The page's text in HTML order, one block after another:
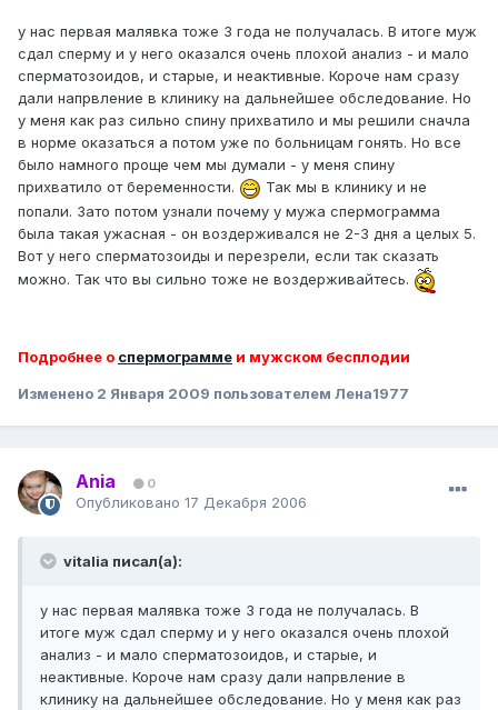
у нас первая малявка тоже 3 года не получалась. В итоге муж
сдал сперму и у него оказался очень плохой анализ - и мало
сперматозоидов, и старые, и неактивные. Короче нам сразу
дали напрвление в клинику на дальнейшее обследование. Но
у меня как раз сильно спину прихватило и мы решили сначла
в норме оказаться а потом уже по больницам гонять. Но все
было намного проще чем мы думали - у меня спину
прихватило от беременности.
Так мы в клинику и не
попали. Зато потом узнали почему у мужа спермограмма
была такая ужасная - он воздерживался не 2-3 дня а целых 5.
Вот у него сперматозоиды и перезрели, если так сказать
можно. Так что вы сильно тоже не воздерживайтесь.
Подробнее о спермограмме и мужском бесплодии
Изменено 2 Января 2009 пользователем Лена1977
Ania 0
Опубликовано 17 Декабря 2006
vitalia писал(а):
у нас первая малявка тоже 3 года не получалась. В
итоге муж сдал сперму и у него оказался очень плохой
анализ - и мало сперматозоидов, и старые, и
неактивные. Короче нам сразу дали напрвление в
клинику на дальнейшее обследование. Но у меня как раз